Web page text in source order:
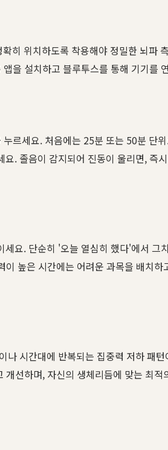
히 위치하도록 착용해야 정밀한 뇌
을 설치하고 블루투스를 통해 기기
르세요. 처음에는 25분 또는 50분 단
. 졸음이 감지되어 진동이 울리면,
요. 단순히 '오늘 열심히 했다'에서
높은 시간에는 어려운 과목을 배치
시간대에 반복되는 집중력 저하 패
선하며, 자신의 생체리듬에 맞는 최